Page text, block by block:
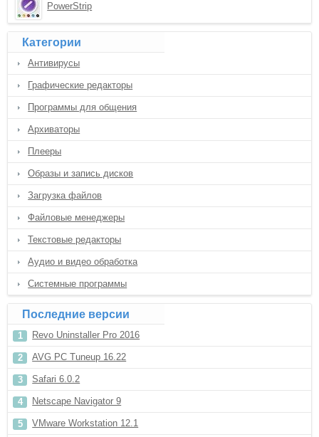
PowerStrip
Категории
Антивирусы
Графические редакторы
Программы для общения
Архиваторы
Плееры
Образы и запись дисков
Загрузка файлов
Файловые менеджеры
Текстовые редакторы
Аудио и видео обработка
Системные программы
Последние версии
Revo Uninstaller Pro 2016
AVG PC Tuneup 16.22
Safari 6.0.2
Netscape Navigator 9
VMware Workstation 12.1